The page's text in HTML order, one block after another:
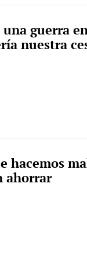
una guerra
nuestra
hacemos
ahorrar